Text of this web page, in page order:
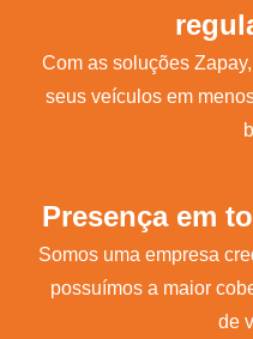
Com as soluções
seus veículos em
Presença em
Somos uma empresa
possuímos a maior
de